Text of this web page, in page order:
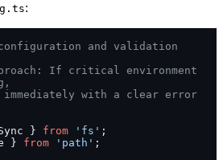
:
and validation
If critical environment
immediately with a clear error
} from 'fs' ;
} from 'path' ;